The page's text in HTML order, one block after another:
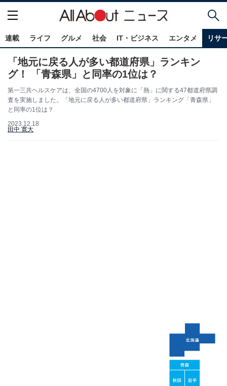
連載 ライフ グルメ 社会 IT・ビジネス エンタメ リサ
「地元に戻る人が多い都道府県」ランキン
グ！ 「青森県」と同率の1位は？
第一三共ヘルスケアは、全国の4700人を対象に「熱」に関する47都道府県調
査を実施しました。「地元に戻る人が多い都道府県」ランキング「青森県」
と同率の1位は？
2023.12.18
田中 寛大